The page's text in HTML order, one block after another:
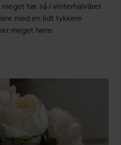
tør, så i vinterhalvåret
med en lidt tykkere
meget tørre